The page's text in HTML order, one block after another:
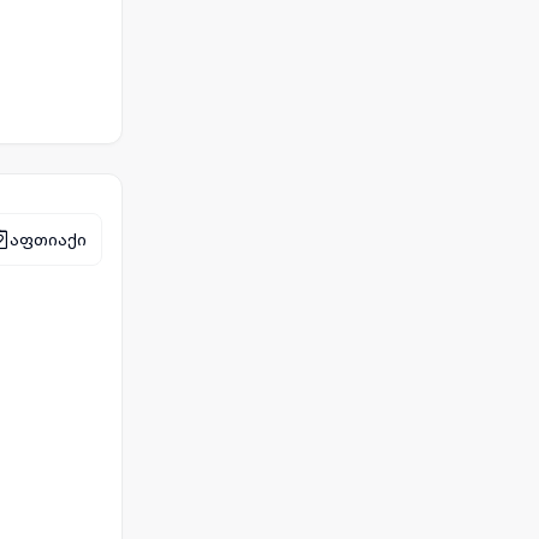
აფთიაქი